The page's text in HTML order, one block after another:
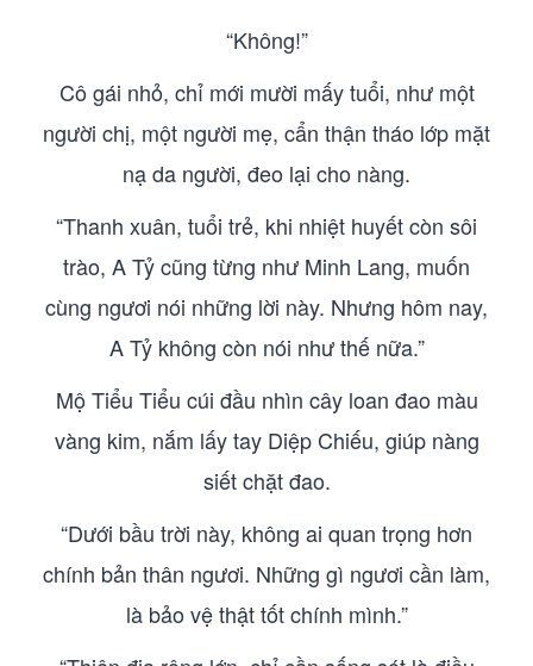
“Không!”
Cô gái nhỏ, chỉ mới mười mấy tuổi, như một
người chị, một người mẹ, cẩn thận tháo lớp mặt
nạ da người, đeo lại cho nàng.
“Thanh xuân, tuổi trẻ, khi nhiệt huyết còn sôi
trào, A Tỷ cũng từng như Minh Lang, muốn
cùng ngươi nói những lời này. Nhưng hôm nay,
A Tỷ không còn nói như thế nữa.”
Mộ Tiểu Tiểu cúi đầu nhìn cây loan đao màu
vàng kim, nắm lấy tay Diệp Chiếu, giúp nàng
siết chặt đao.
“Dưới bầu trời này, không ai quan trọng hơn
chính bản thân ngươi. Những gì ngươi cần làm,
là bảo vệ thật tốt chính mình.”